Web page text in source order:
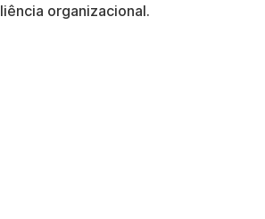
organizacional.